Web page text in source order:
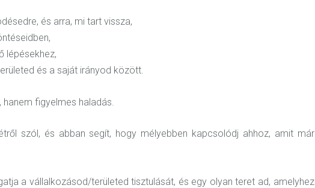
és arra, mi tart vissza,
lépésekhez,
és a saját irányod között.
figyelmes haladás.
szól, és abban segít, hogy mélyebben kapcsolódj ahhoz, amit már
a vállalkozásod/területed tisztulását, és egy olyan teret ad, amelyhez